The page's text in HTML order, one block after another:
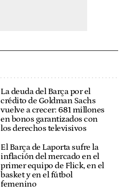
La deuda del Barça por el
crédito de Goldman Sachs
vuelve a crecer: 681 millones
en bonos garantizados con
los derechos televisivos
El Barça de Laporta sufre la
inflación del mercado en el
primer equipo de Flick, en el
basket y en el fútbol
femenino